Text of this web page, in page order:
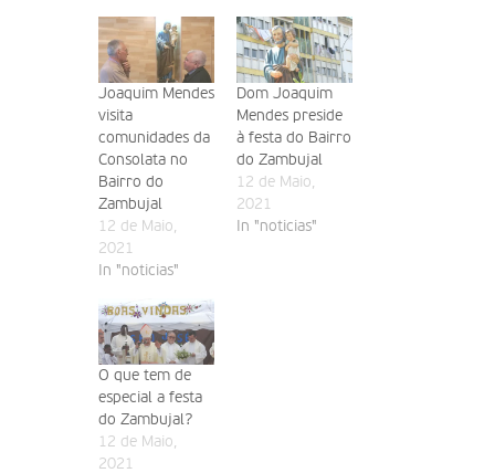
Joaquim Mendes
visita
comunidades da
Consolata no
Bairro do
Zambujal
12 de Maio,
2021
In "noticias"
Dom Joaquim
Mendes preside
à festa do Bairro
do Zambujal
12 de Maio,
2021
In "noticias"
O que tem de
especial a festa
do Zambujal?
12 de Maio,
2021